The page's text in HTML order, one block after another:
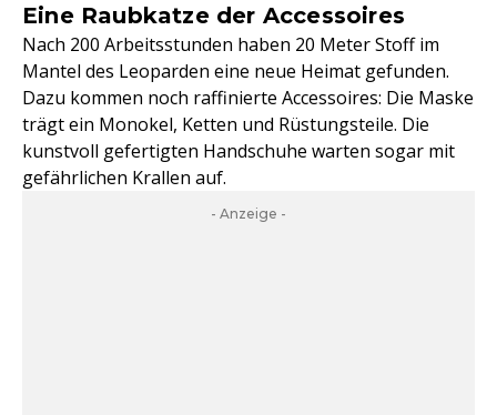
Eine Raubkatze der Accessoires
Nach 200 Arbeitsstunden haben 20 Meter Stoff im
Mantel des Leoparden eine neue Heimat gefunden.
Dazu kommen noch raffinierte Accessoires: Die Maske
trägt ein Monokel, Ketten und Rüstungsteile. Die
kunstvoll gefertigten Handschuhe warten sogar mit
gefährlichen Krallen auf.
- Anzeige -